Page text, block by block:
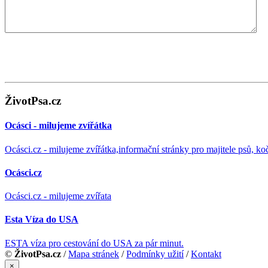
ŽivotPsa.cz
Ocásci - milujeme zvířátka
Ocásci.cz - milujeme zvířátka,informační stránky pro majitele psů,
Ocásci.cz
Ocásci.cz - milujeme zvířata
Esta Víza do USA
ESTA víza pro cestování do USA za pár minut.
© ŽivotPsa.cz /Mapa stránek /Podmínky užití/Kontakt
×